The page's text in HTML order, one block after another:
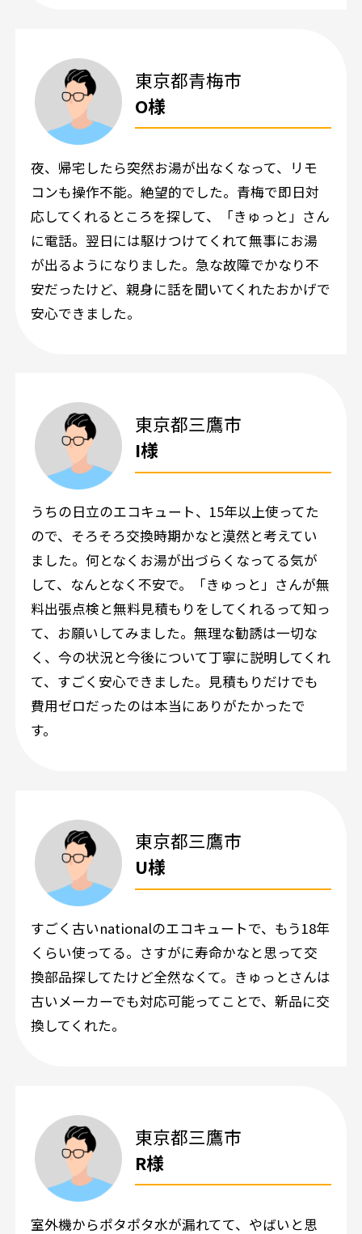
東京都青梅市
O様
夜、帰宅したら突然お湯が出なくなって、リモ
コンも操作不能。絶望的でした。青梅で即日対
応してくれるところを探して、「きゅっと」さん
に電話。翌日には駆けつけてくれて無事にお湯
が出るようになりました。急な故障でかなり不
安だったけど、親身に話を聞いてくれたおかげで
安心できました。
東京都三鷹市
I様
うちの日立のエコキュート、15年以上使ってた
ので、そろそろ交換時期かなと漠然と考えてい
ました。何となくお湯が出づらくなってる気が
して、なんとなく不安で。「きゅっと」さんが無
料出張点検と無料見積もりをしてくれるって知っ
て、お願いしてみました。無理な勧誘は一切な
く、今の状況と今後について丁寧に説明してくれ
て、すごく安心できました。見積もりだけでも
費用ゼロだったのは本当にありがたかったで
す。
東京都三鷹市
U様
すごく古いnationalのエコキュートで、もう18年
くらい使ってる。さすがに寿命かなと思って交
換部品探してたけど全然なくて。きゅっとさんは
古いメーカーでも対応可能ってことで、新品に交
換してくれた。
東京都三鷹市
R様
室外機からポタポタ水が漏れてて、やばいと思